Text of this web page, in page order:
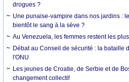
drogues ?
Une punaise-vampire dans nos jardins :
bientôt le sang à la sève ?
Au Venezuela, les femmes restent les
Débat au Conseil de sécurité : la bataille
l'ONU
Les jeunes de Croatie, de Serbie et de
changement collectif